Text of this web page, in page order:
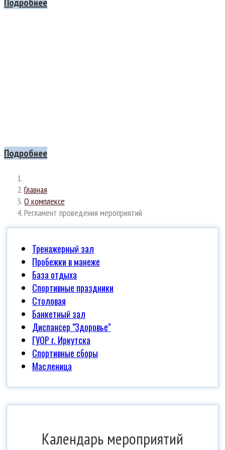
Подробнее
Главная
О комплексе
Регламент проведения мероприятий
Тренажерный зал
Пробежки в манеже
База отдыха
Спортивные праздники
Столовая
Банкетный зал
Диспансер "Здоровье"
ГУОР г. Иркутска
Спортивные сборы
Масленица
Календарь мероприятий